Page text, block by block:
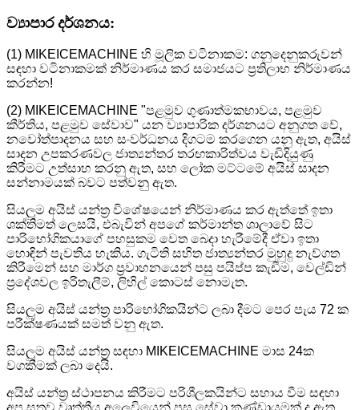
ව්‍යාපාර දර්ශනය:
(1) MIKEICEMACHINE හි මූලික වටිනාකම: ගනුදෙනුකරුවන්
සඳහා වටිනාකමක් නිර්මාණය කර සමාජයට ප්‍රතිලාභ නිර්මාණය
කරන්න!
(2) MIKEICEMACHINE "පළමුව ගුණාත්මකභාවය, පළමුව
කීර්තිය, පළමුව සේවාව" යන ව්‍යාපාරික දර්ශනයට අනුගත වේ,
නවෝත්පාදනය සහ සංවර්ධනය දිගටම කරගෙන යනු ඇත, අයිස්
සාදන උපකරණවල ජාත්‍යන්තර තරඟකාරිත්වය වැඩිදියුණු
කිරීමට උත්සාහ කරනු ඇත, සහ ලෝක මට්ටමේ අයිස් සාදන
සන්නාමයක් බවට පත්වනු ඇත.
සියලුම අයිස් යන්ත්‍ර විශේෂයෙන් නිර්මාණය කර ඇත්තේ ඉතා
ශක්තිමත් ලෙසයි, එබැවින් අපගේ කර්මාන්ත ශාලාවේ සිට
පාරිභෝගිකයාගේ පහසුකම වෙත බෙදා හැරීමේදී ඒවා ඉතා
හොඳින් පැවතිය හැකිය. ගැටිති සහිත ජාත්‍යන්තර මුහුදු නැව්ගත
කිරීමෙන් සහ මාර්ග ප්‍රවාහනයෙන් පසු පයිප්ප කැඩීම, වෙල්ඩින්
ප්‍රදේශවල ඉරිතැලීම්, ලිහිල් කොටස් නොමැත.
සියලුම අයිස් යන්ත්‍ර පාරිභෝගිකයින්ට ලබා දීමට පෙර පැය 72 ක
පරීක්ෂණයක් සමත් වනු ඇත.
සියලුම අයිස් යන්ත්‍ර සඳහා MIKEICEMACHINE මාස 24ක
වගකීමක් ලබා දෙයි.
අයිස් යන්ත්‍ර ස්ථාපනය කිරීමට පරිශීලකයින්ට සහාය වීම සඳහා
අප සතුව වෘත්තීය අලෙවියෙන් පසු සේවා කණ්ඩායමක් ද ඇත.